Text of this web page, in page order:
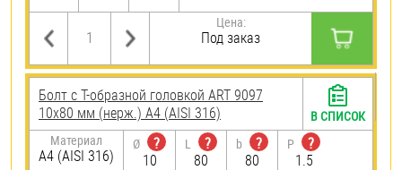
Цена:
Под заказ
Болт с Т-образной головкой ART 9097
10х80 мм (нерж.) A4 (AISI 316)
Материал
A4 (AISI 316)
Ø
?
10
L
?
80
b
?
80
P
?
1.5
В СПИСОК